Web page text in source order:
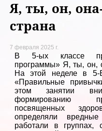
Я, ты, он,
страна
7 февраля 2025 г.
В 5-ых классе
программы» Я, ты, он,
На этой неделе в 5-
«Правильные
этом занятии
формированию
посвященных
определяли
работали в группах,